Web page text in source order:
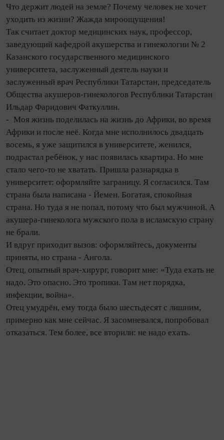
Что держит людей на земле? Почему человек не хочет
уходить из жизни? Жажда мироощущения!
Так считает доктор медицинских наук, профессор,
заведующий кафедрой акушерства и гинекологии № 2
Казанского государственного медицинского
университета, заслуженный деятель науки и
заслуженный врач Респуб­лики Татарстан, председатель
Общества акушеров‑гинекологов Респуб­лики Татарстан
Ильдар Фаридович Фаткуллин.
- Моя жизнь поделилась на жизнь до Африки, во время
Африки и после неё. Ко­гда мне исполнилось два­дцать
восемь, я уже защитился в университете, женился,
подрастал ребёнок, у нас появилась квартира. Но мне
стало чего‑то не хватать. Пришла разнарядка в
университет: оформляйте заграницу. Я согласился. Там
страна была написана - Йемен. Богатая, спокойная
страна. Но туда я не попал, потому что был мужчиной. А
акушера‑гинеколога мужского пола в исламскую страну
не брали.
И вдруг приходит вызов: оформляйтесь, документы
приняты, но страна - Ангола.
Отец, опытный врач‑хирург, говорит мне: «Туда ехать не
надо. Это опасно. Это тропики. Там нет порядка,
инфекции, вой­на».
Отец умудрён, ему то­гда было шестьдесят с лишним,
примерно как мне сейчас. Я засомневался, попробовал
отказаться. Тем более, все вторили: не надо ехать.